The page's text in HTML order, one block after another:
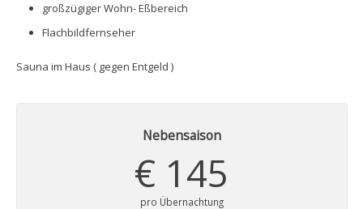
großzügiger Wohn- Eßbereich
Flachbildfernseher
Sauna im Haus ( gegen Entgeld )
Nebensaison
€ 145
pro Übernachtung